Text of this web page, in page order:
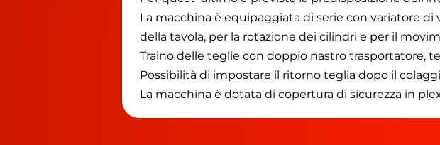
La macchina è equipaggiata di serie con variatore
della tavola, per la rotazione dei cilindri e per il
Traino delle teglie con doppio nastro trasportatore,
Possibilità di impostare il ritorno teglia dopo il
La macchina è dotata di copertura di sicurezza in